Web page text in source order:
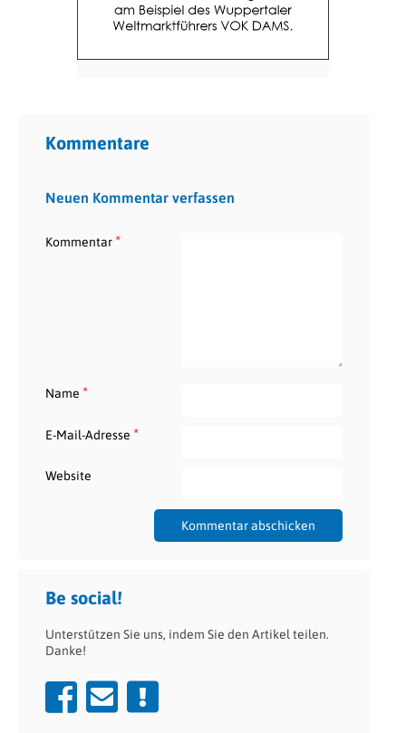
Kommentare
Neuen Kommentar verfassen
Kommentar*
Name *
E-Mail-Adresse *
Website
Be social!
Unterstützen Sie uns, indem Sie den Artikel teilen.
Danke!